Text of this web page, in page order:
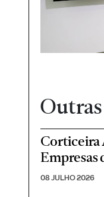
Corticeira
Empresas
08 JULHO 2026